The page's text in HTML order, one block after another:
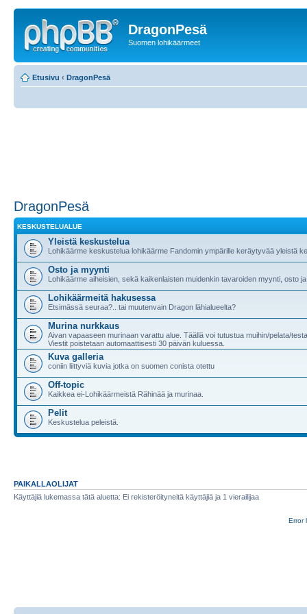
DragonPesä
Suomen lohikäärmeet
Etusivu ‹ DragonPesä
DragonPesä
KESKUSTELUALUE
Yleistä keskustelua
Lohikäärme keskustelua lohikäärme Fandomin ympärille keräytyvää yleistä
Osto ja myynti
Lohikäärme aiheisien, sekä kaikenlaisten muidenkin tavaroiden myynti, osto
Lohikäärmeitä hakusessa
Etsimässä seuraa?.. tai muutenvain Dragon lähialueelta?
Murina nurkkaus
Aivan vapaaseen murinaan varattu alue. Täällä voi tutustua muihin/pelata/
Viestit poistetaan automaattisesti 30 päivän kuluessa.
Kuva galleria
coniin liittyviä kuvia jotka on suomen conista otettu
Off-topic
Kaikkea ei-Lohikäärmeistä Rähinää ja murinaa.
Pelit
Keskustelua peleistä.
PAIKALLAOLIJAT
Käyttäjiä lukemassa tätä aluetta: Ei rekisteröityneitä käyttäjiä ja 1 vierailijaa
Error